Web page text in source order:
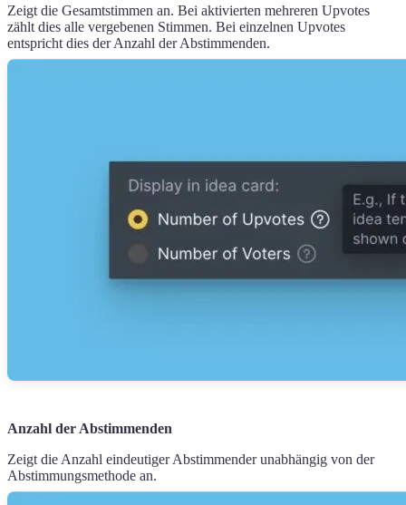
Zeigt die Gesamtstimmen an. Bei aktivierten mehreren Upvotes
zählt dies alle vergebenen Stimmen. Bei einzelnen Upvotes
entspricht dies der Anzahl der Abstimmenden.
Anzahl der Abstimmenden
Zeigt die Anzahl eindeutiger Abstimmender unabhängig von der
Abstimmungsmethode an.